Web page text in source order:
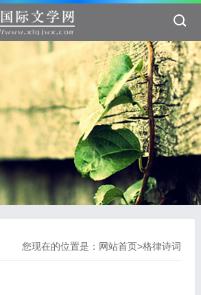
您现在的位置是： 网站首页>格律诗词